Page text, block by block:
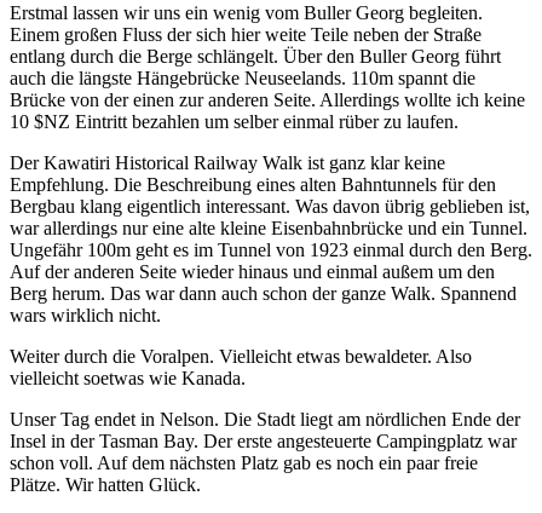
Erstmal lassen wir uns ein wenig vom Buller Georg begleiten.
Einem großen Fluss der sich hier weite Teile neben der Straße
entlang durch die Berge schlängelt. Über den Buller Georg führt
auch die längste Hängebrücke Neuseelands. 110m spannt die
Brücke von der einen zur anderen Seite. Allerdings wollte ich keine
10 $NZ Eintritt bezahlen um selber einmal rüber zu laufen.
Der Kawatiri Historical Railway Walk ist ganz klar keine
Empfehlung. Die Beschreibung eines alten Bahntunnels für den
Bergbau klang eigentlich interessant. Was davon übrig geblieben ist,
war allerdings nur eine alte kleine Eisenbahnbrücke und ein Tunnel.
Ungefähr 100m geht es im Tunnel von 1923 einmal durch den Berg.
Auf der anderen Seite wieder hinaus und einmal außem um den
Berg herum. Das war dann auch schon der ganze Walk. Spannend
wars wirklich nicht.
Weiter durch die Voralpen. Vielleicht etwas bewaldeter. Also
vielleicht soetwas wie Kanada.
Unser Tag endet in Nelson. Die Stadt liegt am nördlichen Ende der
Insel in der Tasman Bay. Der erste angesteuerte Campingplatz war
schon voll. Auf dem nächsten Platz gab es noch ein paar freie
Plätze. Wir hatten Glück.